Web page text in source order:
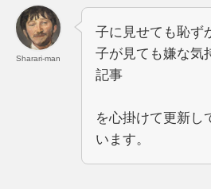
Sharari-man
子に見せても恥ず
子が見ても嫌な気
記事
を心掛けて更新し
います。